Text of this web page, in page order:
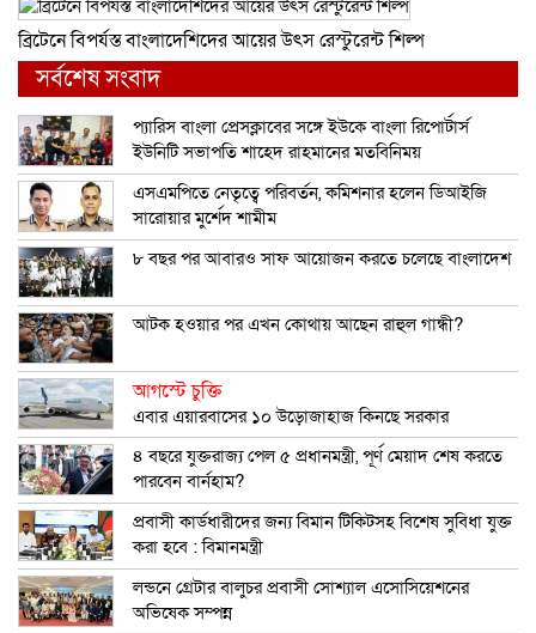
ব্রিটে‌নে বিপর্যস্ত বাংলা‌দেশিদের আ‌য়ের উৎস রেস্টু‌রেন্ট শিল্প
সর্বশেষ সংবাদ
প্যারিস বাংলা প্রেসক্লাবের সঙ্গে ইউকে বাংলা রিপোর্টার্স
ইউনিটি সভাপতি শাহেদ রাহমানের মতবিনিময়
এসএমপিতে নেতৃত্বে পরিবর্তন, কমিশনার হলেন ডিআইজি
সারোয়ার মুর্শেদ শামীম
৮ বছর পর আবারও সাফ আয়োজন করতে চলেছে বাংলাদেশ
আটক হওয়ার পর এখন কোথায় আছেন রাহুল গান্ধী?
আগস্টে চুক্তি
এবার এয়ারবাসের ১০ উড়োজাহাজ কিনছে সরকার
৪ বছরে যুক্তরাজ্য পেল ৫ প্রধানমন্ত্রী, পূর্ণ মেয়াদ শেষ করতে
পারবেন বার্নহাম?
প্রবাসী কার্ডধারীদের জন্য বিমান টিকিটসহ বিশেষ সুবিধা যুক্ত
করা হবে : বিমানমন্ত্রী
লন্ডনে গ্রেটার বালুচর প্রবাসী সোশ্যাল এসোসিয়েশনের
অভিষেক সম্পন্ন